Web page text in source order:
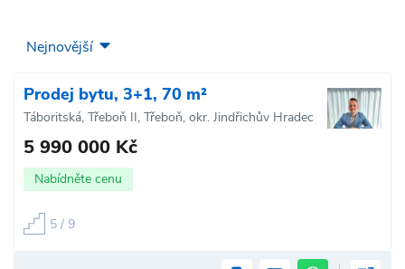
Prodej bytu, 3+1, 70 m²
Táboritská, Třeboň II, Třeboň, okr. Jindřichův Hradec
5 990 000 Kč
Nabídněte cenu
5 / 9